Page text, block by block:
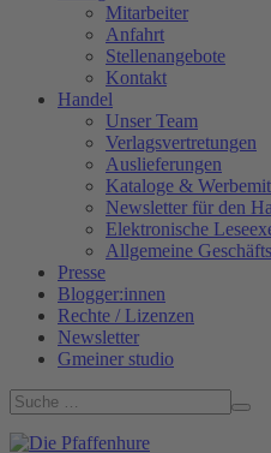
Mitarbeiter
Anfahrt
Stellenangebote
Kontakt
Handel
Unser Team
Verlagsvertretungen
Auslieferungen
Kataloge &
Newsletter für den
Elektronische
Allgemeine
Presse
Blogger:innen
Rechte / Lizenzen
Newsletter
Gmeiner studio